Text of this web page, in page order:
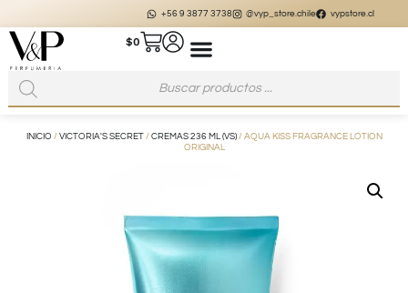
+56 9 3877 3738 @vyp_store.chile vypstore.cl
$0
INICIO / VICTORIA'S SECRET/ CREMAS 236 ML (VS)/ AQUA KISS FRAGRANCE LOTION
ORIGINAL